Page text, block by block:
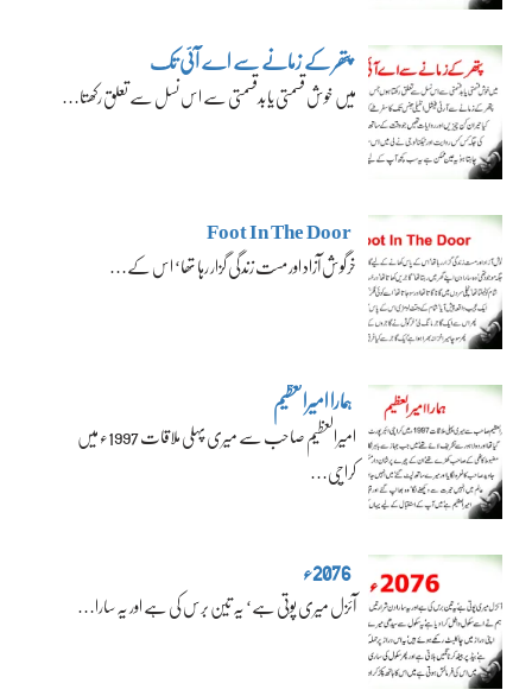
پتھر کے زمانے سے اے آئی تک
میں خوش قسمتی یا بدقسمتی سے اس نسل سے تعلق رکھتا…
Foot In The Door
خرگوش آزاد اور مست زندگی گزار رہا تھا‘ اس کے…
ہمارا امیرالعظیم
امیرالعظیم صاحب سے میری پہلی ملاقات 1997ء میں
کراچی…
2076ء
آئزل میری پوتی ہے‘ یہ تین برس کی ہے اور یہ سارا…